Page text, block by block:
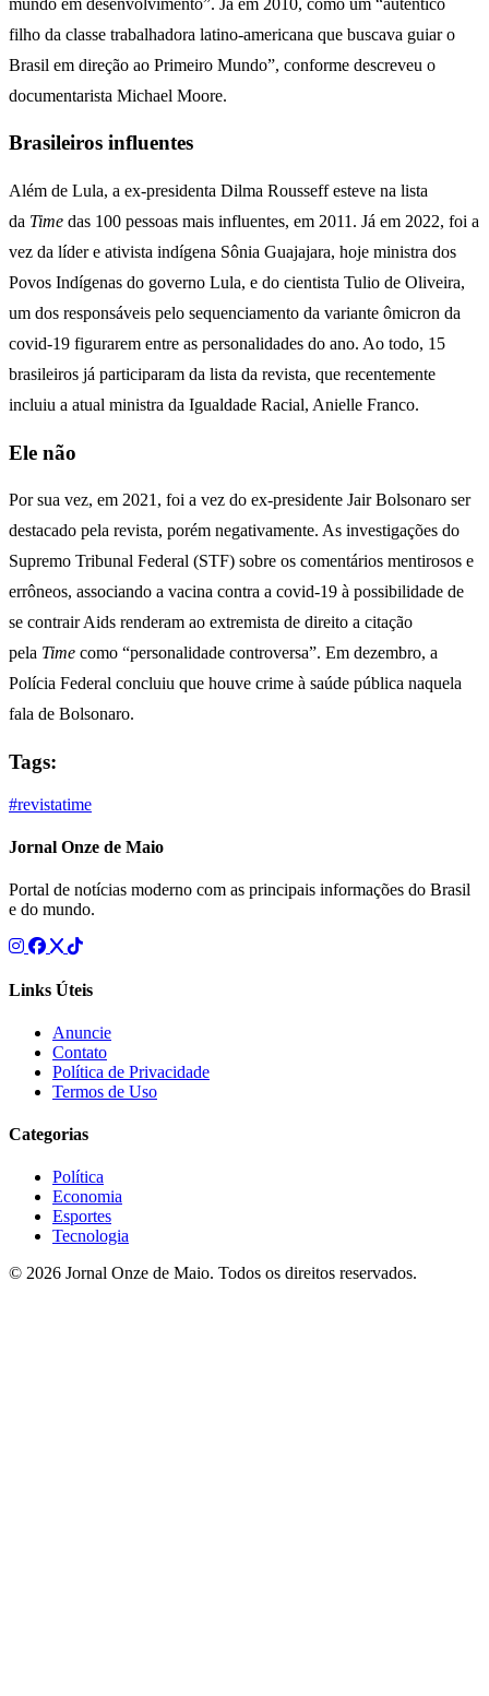
filho da classe trabalhadora latino-americana que buscava guiar o
Brasil em direção ao Primeiro Mundo”, conforme descreveu o
documentarista Michael Moore.
Brasileiros influentes
Além de Lula, a ex-presidenta Dilma Rousseff esteve na lista
da Time das 100 pessoas mais influentes, em 2011. Já em 2022, foi a
vez da líder e ativista indígena Sônia Guajajara, hoje ministra dos
Povos Indígenas do governo Lula, e do cientista Tulio de Oliveira,
um dos responsáveis pelo sequenciamento da variante ômicron da
covid-19 figurarem entre as personalidades do ano. Ao todo, 15
brasileiros já participaram da lista da revista, que recentemente
incluiu a atual ministra da Igualdade Racial, Anielle Franco.
Ele não
Por sua vez, em 2021, foi a vez do ex-presidente Jair Bolsonaro ser
destacado pela revista, porém negativamente. As investigações do
Supremo Tribunal Federal (STF) sobre os comentários mentirosos e
errôneos, associando a vacina contra a covid-19 à possibilidade de
se contrair Aids renderam ao extremista de direito a citação
pela Time como “personalidade controversa”. Em dezembro, a
Polícia Federal concluiu que houve crime à saúde pública naquela
fala de Bolsonaro.
Tags:
#revistatime
Jornal Onze de Maio
Portal de notícias moderno com as principais informações do Brasil
e do mundo.
Links Úteis
Anuncie
Contato
Política de Privacidade
Termos de Uso
Categorias
Política
Economia
Esportes
Tecnologia
© 2026 Jornal Onze de Maio. Todos os direitos reservados.